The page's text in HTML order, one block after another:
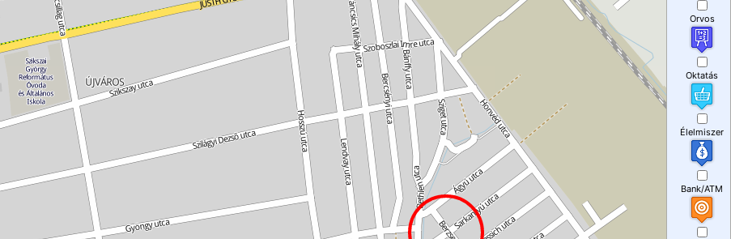
Orvos
Oktatás
Élelmiszer
Bank/ATM